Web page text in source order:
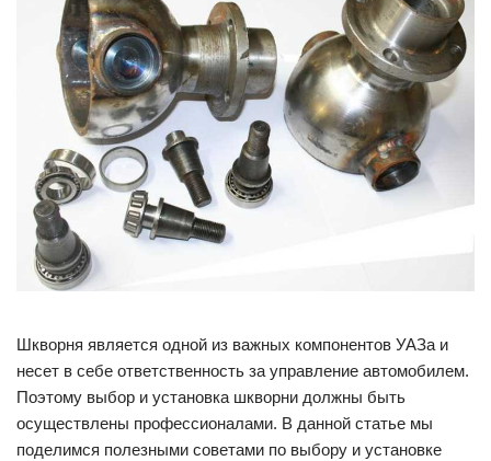
Шкворня является одной из важных компонентов УАЗа и
несет в себе ответственность за управление автомобилем.
Поэтому выбор и установка шкворни должны быть
осуществлены профессионалами. В данной статье мы
поделимся полезными советами по выбору и установке